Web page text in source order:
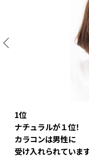
1位
ナチュラルが１位！
カラコンは男性に
受け入れられていま